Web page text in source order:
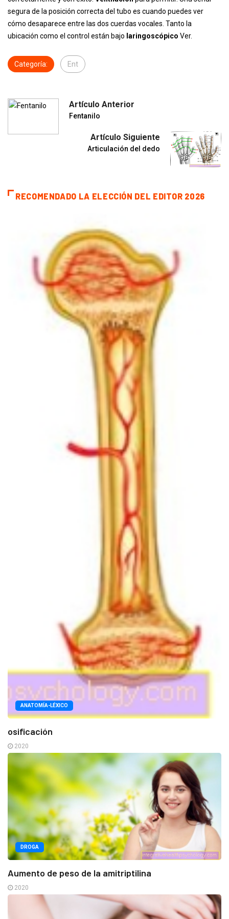
segura de la posición correcta del tubo es cuando puedes ver
cómo desaparece entre las dos cuerdas vocales. Tanto la
ubicación como el control están bajo laringoscópico Ver.
Categoría: Ent
Artículo Anterior
Fentanilo
Artículo Siguiente
Articulación del dedo
RECOMENDADO LA ELECCIÓN DEL EDITOR 2026
ANATOMÍA-LÉXICO
osificación
2020
DROGA
Aumento de peso de la amitriptilina
2020